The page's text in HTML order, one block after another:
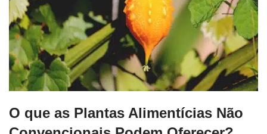
O que as Plantas Alimentícias Não